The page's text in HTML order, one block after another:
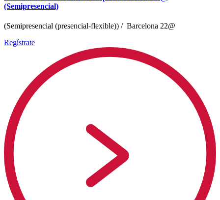
(Semipresencial)
(Semipresencial (presencial-flexible)) / Barcelona 22@
Regístrate